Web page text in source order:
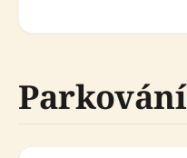
Parkování